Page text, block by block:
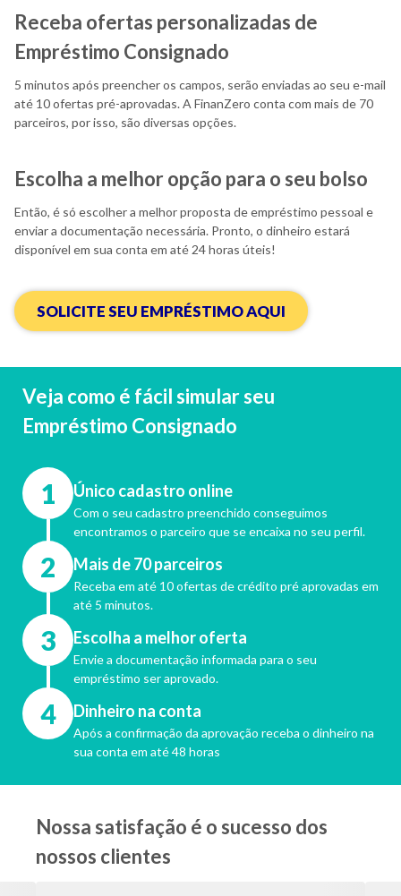
Receba ofertas personalizadas de
Empréstimo Consignado
5 minutos após preencher os campos, serão enviadas ao seu e-mail
até 10 ofertas pré-aprovadas. A FinanZero conta com mais de 70
parceiros, por isso, são diversas opções.
Escolha a melhor opção para o seu bolso
Então, é só escolher a melhor proposta de empréstimo pessoal e
enviar a documentação necessária. Pronto, o dinheiro estará
disponível em sua conta em até 24 horas úteis!
SOLICITE SEU EMPRÉSTIMO AQUI
Veja como é fácil simular seu
Empréstimo Consignado
1 Único cadastro online
Com o seu cadastro preenchido conseguimos
encontramos o parceiro que se encaixa no seu perfil.
2 Mais de 70 parceiros
Receba em até 10 ofertas de crédito pré aprovadas em
até 5 minutos.
3 Escolha a melhor oferta
Envie a documentação informada para o seu
empréstimo ser aprovado.
4 Dinheiro na conta
Após a confirmação da aprovação receba o dinheiro na
sua conta em até 48 horas
Nossa satisfação é o sucesso dos
nossos clientes